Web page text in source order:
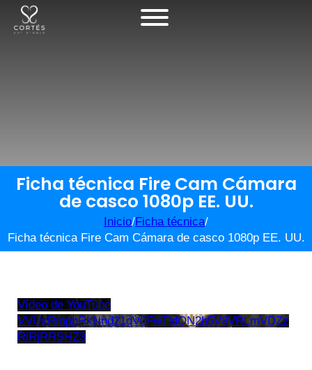
Ficha técnica Fire Cam Cámara
de casco 1080p EE. UU.
Inicio/Ficha técnica/
Ficha técnica Fire Cam Cámara de casco 1080p EE. UU.
Vídeo de YouTube
VVUxRmppRkNnd21qV0FwTldON2h5V3VRLmVDZz
RiRjRRSHZ3